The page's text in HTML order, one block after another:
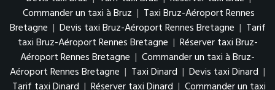
Commander un taxi à Bruz | Taxi Bruz-Aéroport Rennes
Bretagne | Devis taxi Bruz-Aéroport Rennes Bretagne | Tarif
taxi Bruz-Aéroport Rennes Bretagne | Réserver taxi Bruz-
Aéroport Rennes Bretagne | Commander un taxi à Bruz-
Aéroport Rennes Bretagne | Taxi Dinard | Devis taxi Dinard |